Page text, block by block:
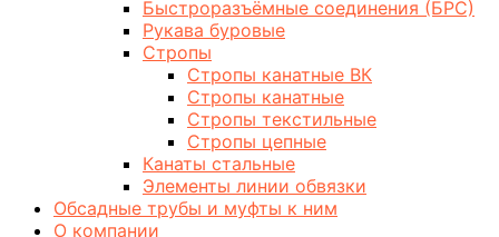
Быстроразъёмные соединения (БРС)
Рукава буровые
Стропы
Стропы канатные ВК
Стропы канатные
Стропы текстильные
Стропы цепные
Канаты стальные
Элементы линии обвязки
Обсадные трубы и муфты к ним
О компании